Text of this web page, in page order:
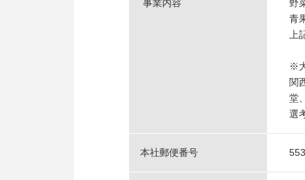
事業内容
野
青
上
※
関
堂
選
本社郵便番号